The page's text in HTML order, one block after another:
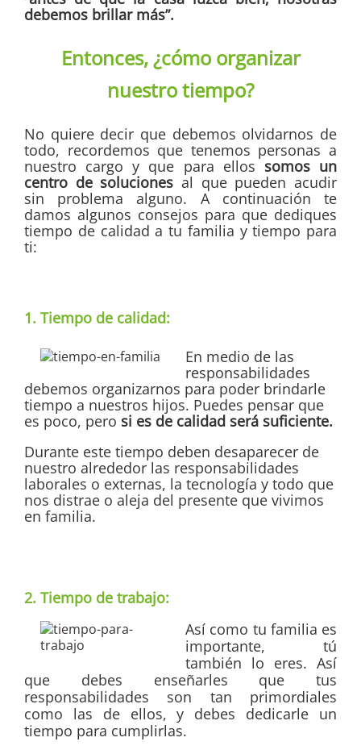
debemos brillar más”.
Entonces, ¿cómo organizar
nuestro tiempo?
No quiere decir que debemos olvidarnos de
todo, recordemos que tenemos personas a
nuestro cargo y que para ellos somos un
centro de soluciones al que pueden acudir
sin problema alguno. A continuación te
damos algunos consejos para que dediques
tiempo de calidad a tu familia y tiempo para
ti:
1. Tiempo de calidad:
En medio de las
responsabilidades
debemos organizarnos para poder brindarle
tiempo a nuestros hijos. Puedes pensar que
es poco, pero si es de calidad será suficiente.
Durante este tiempo deben desaparecer de
nuestro alrededor las responsabilidades
laborales o externas, la tecnología y todo que
nos distrae o aleja del presente que vivimos
en familia.
2. Tiempo de trabajo:
Así como tu familia es
importante, tú
también lo eres. Así
que debes enseñarles que tus
responsabilidades son tan primordiales
como las de ellos, y debes dedicarle un
tiempo para cumplirlas.